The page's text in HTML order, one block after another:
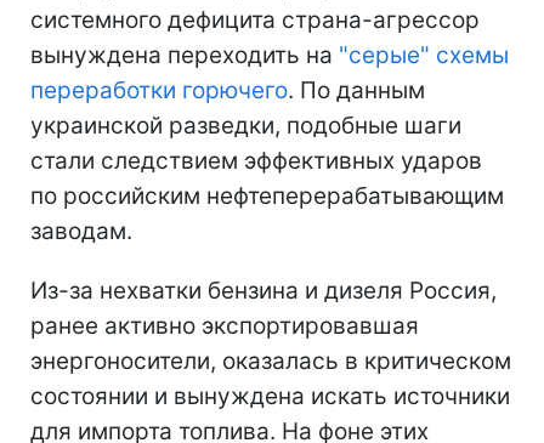
системного дефицита страна-агрессор
вынуждена переходить на "серые" схемы
переработки горючего. По данным
украинской разведки, подобные шаги
стали следствием эффективных ударов
по российским нефтеперерабатывающим
заводам.
Из-за нехватки бензина и дизеля Россия,
ранее активно экспортировавшая
энергоносители, оказалась в критическом
состоянии и вынуждена искать источники
для импорта топлива. На фоне этих